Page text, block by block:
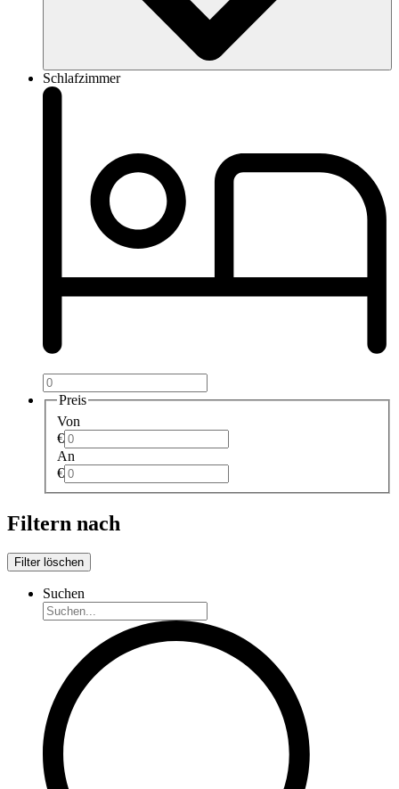
Schlafzimmer
Preis
Von
€
An
€
Filtern nach
Filter löschen
Suchen